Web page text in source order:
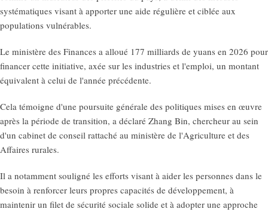
systématiques visant à apporter une aide régulière et ciblée aux
populations vulnérables.
Le ministère des Finances a alloué 177 milliards de yuans en 2026 pour
financer cette initiative, axée sur les industries et l'emploi, un montant
équivalent à celui de l'année précédente.
Cela témoigne d'une poursuite générale des politiques mises en œuvre
après la période de transition, a déclaré Zhang Bin, chercheur au sein
d'un cabinet de conseil rattaché au ministère de l'Agriculture et des
Affaires rurales.
Il a notamment souligné les efforts visant à aider les personnes dans le
besoin à renforcer leurs propres capacités de développement, à
maintenir un filet de sécurité sociale solide et à adopter une approche